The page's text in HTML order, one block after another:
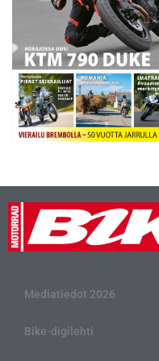
Mediatiedot 2026
Bike-digilehti